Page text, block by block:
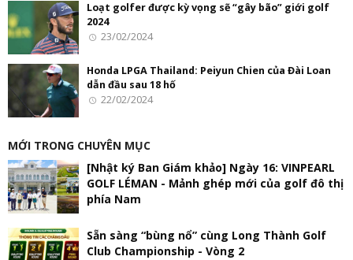
Loạt golfer được kỳ vọng sẽ “gây bão” giới golf
2024
23/02/2024
Honda LPGA Thailand: Peiyun Chien của Đài Loan
dẫn đầu sau 18 hố
22/02/2024
MỚI TRONG CHUYÊN MỤC
[Nhật ký Ban Giám khảo] Ngày 16: VINPEARL
GOLF LÉMAN - Mảnh ghép mới của golf đô thị
phía Nam
Sẵn sàng “bùng nổ” cùng Long Thành Golf
Club Championship - Vòng 2